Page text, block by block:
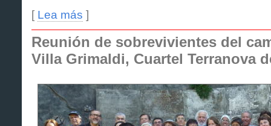
[ Lea más ]
Reunión de sobrevivientes del
Villa Grimaldi, Cuartel Terranova